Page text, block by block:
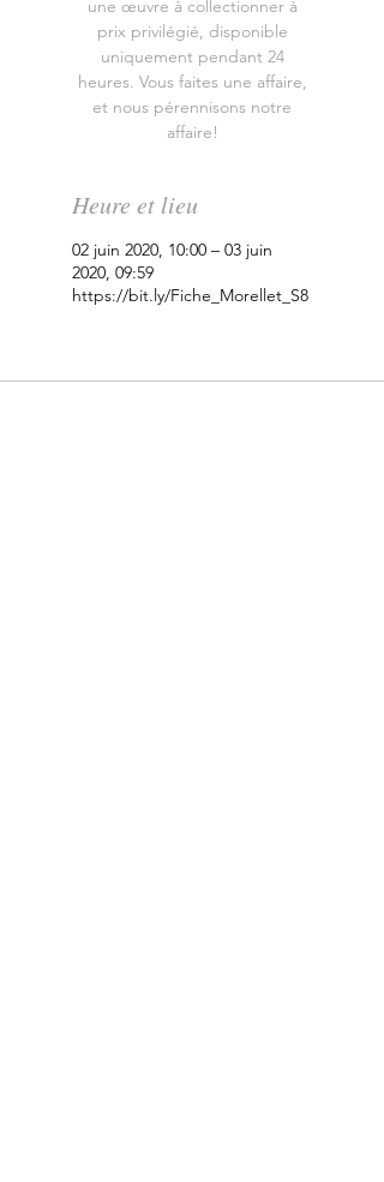
une œuvre à collectionner à
prix privilégié, disponible
uniquement pendant 24
heures. Vous faites une affaire,
et nous pérennisons notre
affaire!
Heure et lieu
02 juin 2020, 10:00 – 03 juin
2020, 09:59
https://bit.ly/Fiche_Morellet_S8